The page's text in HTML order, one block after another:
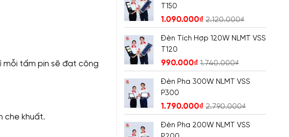
mỗi tấm pin sẽ đạt công
che khuất.
T150
1.090.000₫ 2.120.000₫
Đèn Tích Hợp 120W NLMT VSS
T120
990.000₫ 1.740.000₫
Đèn Pha 300W NLMT VSS
P300
1.790.000₫ 2.790.000₫
Đèn Pha 200W NLMT VSS